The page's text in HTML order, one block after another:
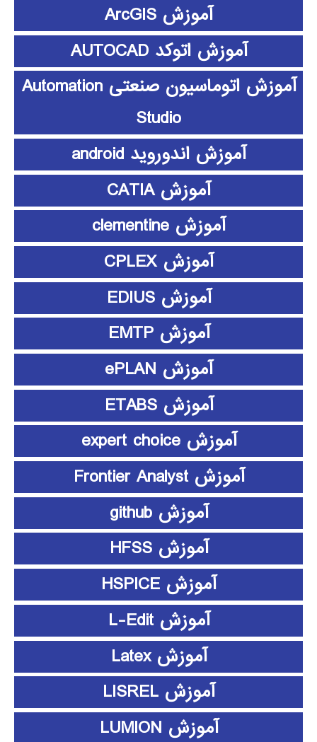
آموزش ArcGIS
آموزش اتوکد AUTOCAD
آموزش اتوماسیون صنعتی Automation
Studio
آموزش اندوروید android
آموزش CATIA
آموزش clementine
آموزش CPLEX
آموزش EDIUS
آموزش EMTP
آموزش ePLAN
آموزش ETABS
آموزش expert choice
آموزش Frontier Analyst
آموزش github
آموزش HFSS
آموزش HSPICE
آموزش L-Edit
آموزش Latex
آموزش LISREL
آموزش LUMION